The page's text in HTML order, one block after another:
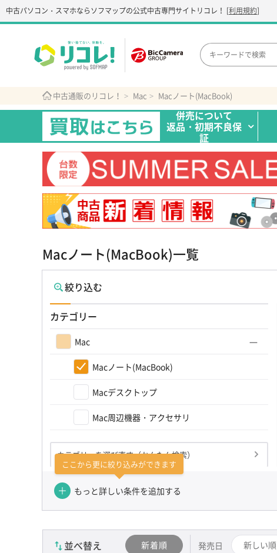
中古パソコン・スマホならソフマップの公式中古専門サイト リコレ！ [利用規約]
中古通販のリコレ！ Mac Macノート(MacBook)
併売について
返品・初期不良保
証
Macノート(MacBook)一覧
絞り込む
カテゴリー
Mac
Macノート(MacBook)
Macデスクトップ
Mac周辺機器・アクセサリ
カテゴリーを選び直す（かんたん検索）
ここから更に絞り込みができます
もっと詳しい条件を追加する
並べ替え 新着順 発売日 新しい順